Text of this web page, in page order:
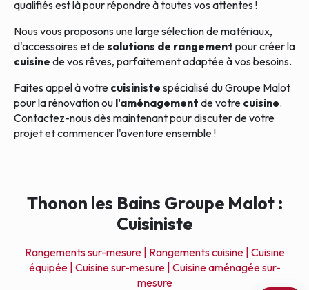
qualifiés est là pour répondre à toutes vos attentes !
Nous vous proposons une large sélection de matériaux,
d'accessoires et desolutions de rangement pour créer la
cuisine de vos rêves, parfaitement adaptée à vos besoins.
Faites appel à votre cuisiniste spécialisé du Groupe Malot
pour la rénovation ou l'aménagement de votre cuisine.
Contactez-nous dès maintenant pour discuter de votre
projet et commencer l'aventure ensemble !
Thonon les Bains Groupe Malot :
Cuisiniste
Rangements sur-mesure | Rangements cuisine | Cuisine
équipée | Cuisine sur-mesure | Cuisine aménagée sur-
mesure